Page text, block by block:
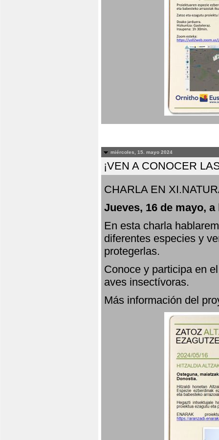
miércoles, 15. mayo 2024
¡VEN A CONOCER
CHARLA EN
Jueves, 16 de mayo,
En esta charla
diferentes especies y
protegerlas.
Conoce y participa en
aves insectívoras.
Más información del